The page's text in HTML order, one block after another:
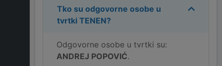
Tko su odgovorne osobe u
tvrtki TENEN?
Odgovorne osobe u tvrtki su:
ANDREJ POPOVIĆ.